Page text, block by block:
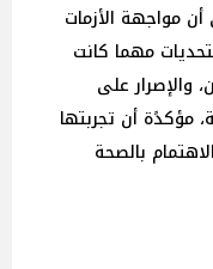
مواجهة الأزمات
مهما كانت
والإصرار على
مؤكدًة أن تجربتها
بالصحة